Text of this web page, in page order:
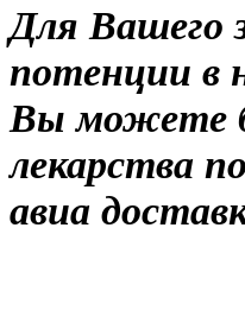
Для Вашего
потенции в
Вы можете
лекарства
авиа